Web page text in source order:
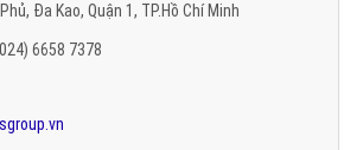
Đa Kao, Quận 1, TP.Hồ Chí Minh
6658 7378